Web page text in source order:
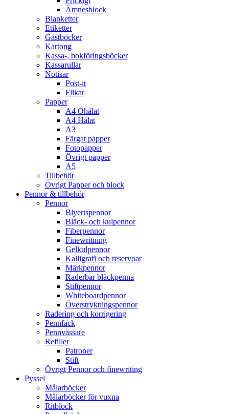
Ämnesblock
Blanketter
Etiketter
Gästböcker
Kartong
Kassa-, bokföringsböcker
Kassarullar
Notisar
Post-it
Flikar
Papper
A4 Ohålat
A4 Hålat
A3
Färgat papper
Fotopapper
Övrigt papper
A5
Tillbehör
Övrigt Papper och block
Pennor & tillbehör
Pennor
Blyertspennor
Bläck- och kulpennor
Fiberpennor
Finewritning
Gelkulpennor
Kalligrafi och reservoar
Märkpennor
Raderbar bläckpenna
Stiftpennor
Whiteboardpennor
Överstrykningspennor
Radering och korrigering
Pennfack
Pennvässare
Refiller
Patroner
Stift
Övrigt Pennor och finewriting
Pyssel
Målarböcker
Målarböcker för vuxna
Ritblock